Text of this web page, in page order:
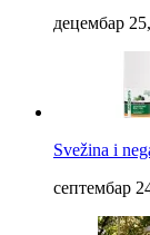
децембар
Svežina i
септембар